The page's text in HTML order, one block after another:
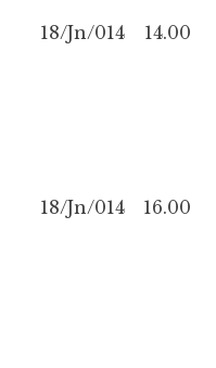
18/Jn/014 14.00
18/Jn/014 16.00